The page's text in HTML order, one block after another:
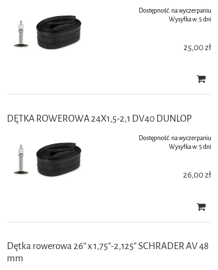
Dostępność: na wyczerpaniu
Wysyłka w:5 dni
25,00 zł
DĘTKA ROWEROWA 24X1,5-2,1 DV40 DUNLOP
Dostępność: na wyczerpaniu
Wysyłka w:5 dni
26,00 zł
Dętka rowerowa 26” x 1,75"-2,125" SCHRADER AV 48
mm